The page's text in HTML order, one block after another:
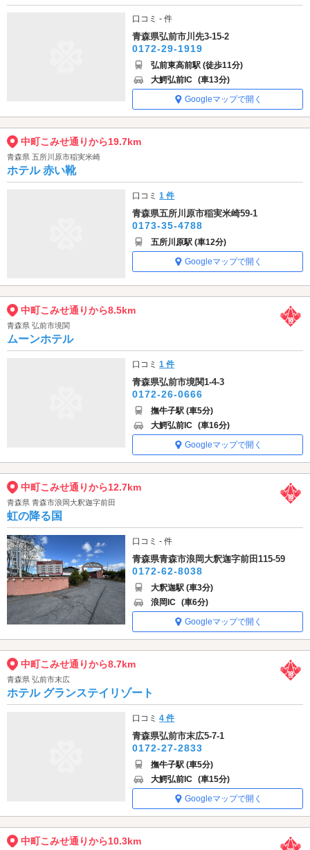
口コミ - 件
青森県弘前市川先3-15-2
0172-29-1919
弘前東高前駅 (徒歩11分)
大鰐弘前IC (車13分)
Googleマップで開く
中町こみせ通りから19.7km
青森県 五所川原市稲実米崎
ホテル 赤い靴
口コミ1 件
青森県五所川原市稲実米崎59-1
0173-35-4788
五所川原駅 (車12分)
Googleマップで開く
中町こみせ通りから8.5km
青森県 弘前市境関
ムーンホテル
口コミ1 件
青森県弘前市境関1-4-3
0172-26-0666
撫牛子駅 (車5分)
大鰐弘前IC (車16分)
Googleマップで開く
中町こみせ通りから12.7km
青森県 青森市浪岡大釈迦字前田
虹の降る国
口コミ - 件
青森県青森市浪岡大釈迦字前田115-59
0172-62-8038
大釈迦駅 (車3分)
浪岡IC (車6分)
Googleマップで開く
中町こみせ通りから8.7km
青森県 弘前市末広
ホテル グランステイリゾート
口コミ4 件
青森県弘前市末広5-7-1
0172-27-2833
撫牛子駅 (車5分)
大鰐弘前IC (車15分)
Googleマップで開く
中町こみせ通りから10.3km